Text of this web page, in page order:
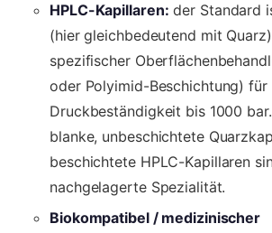
HPLC-Kapillaren: der Standard
(hier gleichbedeutend mit
spezifischer
oder Polyimid-Beschichtung) für
Druckbeständigkeit bis 1000
blanke, unbeschichtete
beschichtete HPLC-Kapillaren
nachgelagerte Spezialität.
Biokompatibel / medizinischer